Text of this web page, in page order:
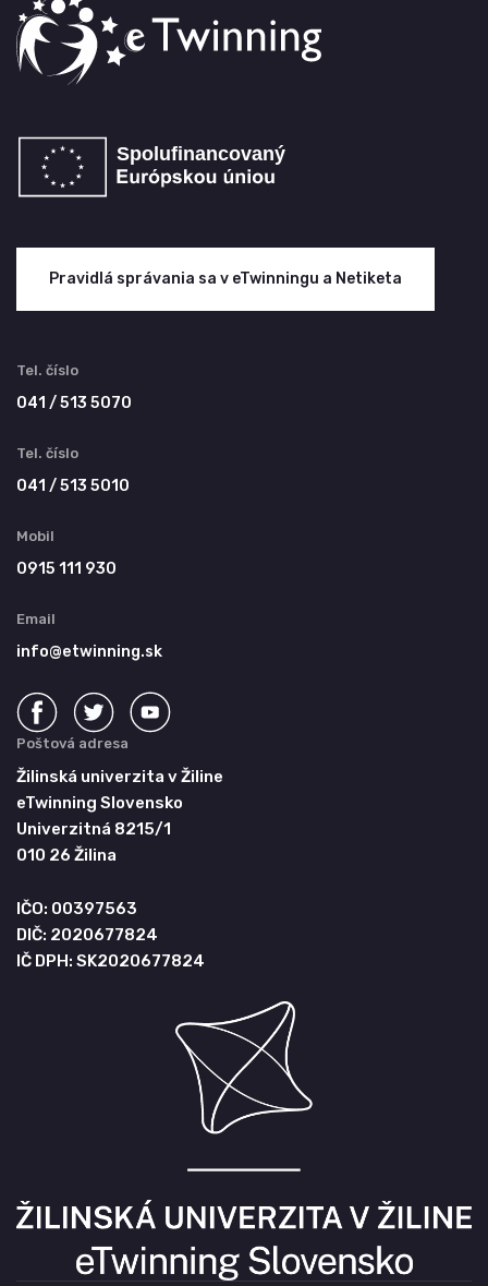
Pravidlá správania sa v eTwinningu a Netiketa
Tel. číslo
041 / 513 5070
Tel. číslo
041 / 513 5010
Mobil
0915 111 930
Email
info@etwinning.sk
Poštová adresa
Žilinská univerzita v Žiline
eTwinning Slovensko
Univerzitná 8215/1
010 26 Žilina
IČO: 00397563
DIČ: 2020677824
IČ DPH: SK2020677824